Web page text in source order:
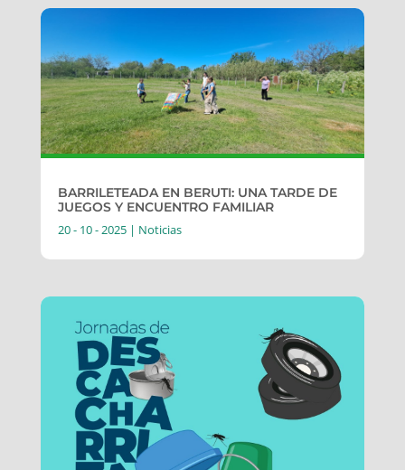
BARRILETEADA EN BERUTI: UNA TARDE DE
JUEGOS Y ENCUENTRO FAMILIAR
20 - 10 - 2025| Noticias